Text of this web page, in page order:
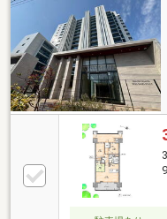
255m(徒歩4分
140m(徒歩2分)